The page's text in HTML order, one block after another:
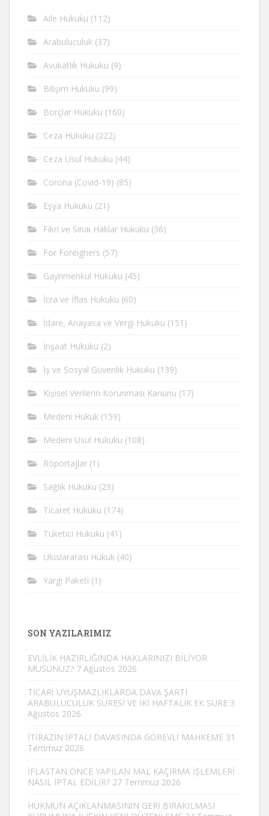
Aile Hukuku (112)
Arabuluculuk (37)
Avukatlık Hukuku (9)
Bilişim Hukuku (99)
Borçlar Hukuku (160)
Ceza Hukuku (222)
Ceza Usul Hukuku (44)
Corona (Covid-19) (85)
Eşya Hukuku (21)
Fikri ve Sinai Haklar Hukuku (36)
For Foreigners (57)
Gayrimenkul Hukuku (45)
İcra ve İflas Hukuku (60)
İdare, Anayasa ve Vergi Hukuku (151)
İnşaat Hukuku (2)
İş ve Sosyal Güvenlik Hukuku (139)
Kişisel Verilerin Korunması Kanunu (17)
Medeni Hukuk (159)
Medeni Usul Hukuku (108)
Röportajlar (1)
Sağlık Hukuku (29)
Ticaret Hukuku (174)
Tüketici Hukuku (41)
Uluslararası Hukuk (40)
Yargı Paketi (1)
SON YAZILARIMIZ
EVLİLİK HAZIRLIĞINDA HAKLARINIZI BİLİYOR
MUSUNUZ? 7 Ağustos 2026
TİCARİ UYUŞMAZLIKLARDA DAVA ŞARTI
ARABULUCULUK SÜRESİ VE İKİ HAFTALIK EK SÜRE 3
Ağustos 2026
İTİRAZIN İPTALİ DAVASINDA GÖREVLİ MAHKEME 31
Temmuz 2026
İFLASTAN ÖNCE YAPILAN MAL KAÇIRMA İŞLEMLERİ
NASIL İPTAL EDİLİR? 27 Temmuz 2026
HÜKMÜN AÇIKLANMASININ GERİ BIRAKILMASI